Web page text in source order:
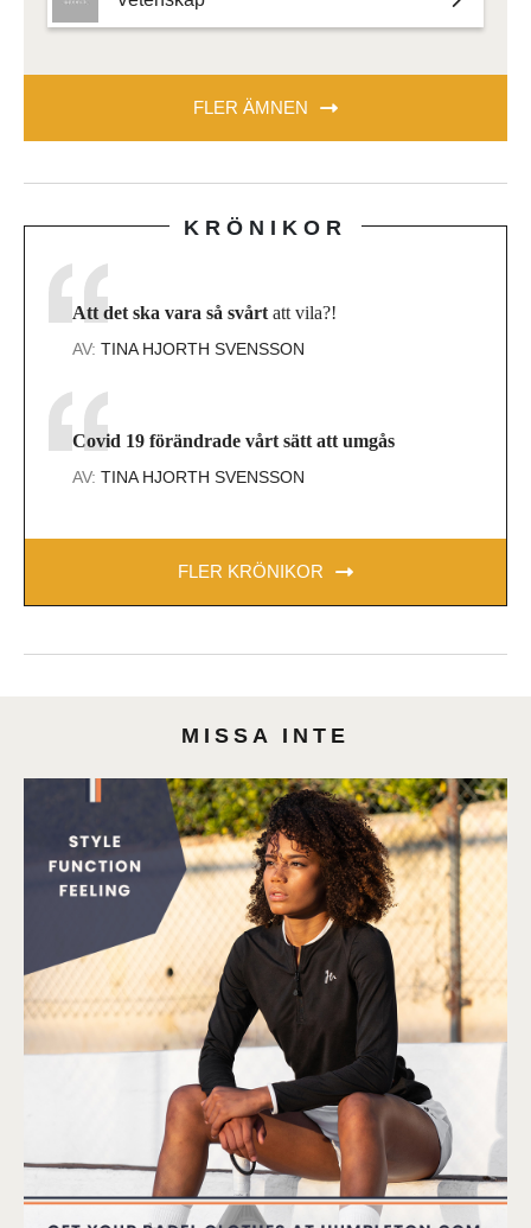
FLER ÄMNEN
KRÖNIKOR
Att det ska vara så svårt att vila?!
AV: TINA HJORTH SVENSSON
Covid 19 förändrade vårt sätt att umgås
AV: TINA HJORTH SVENSSON
FLER KRÖNIKOR
MISSA INTE